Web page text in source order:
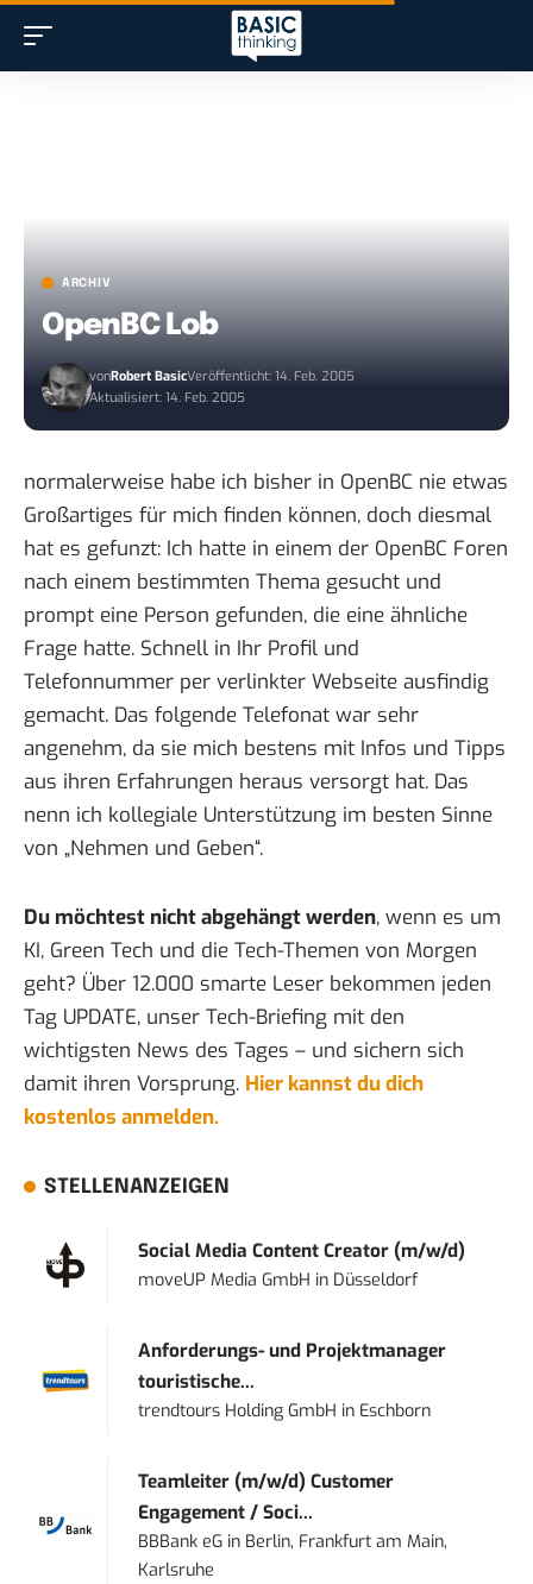
ARCHIV
OpenBC Lob
vonRobert BasicVeröffentlicht: 14. Feb. 2005
Aktualisiert: 14. Feb. 2005
normalerweise habe ich bisher in OpenBC nie etwas
Großartiges für mich finden können, doch diesmal
hat es gefunzt: Ich hatte in einem der OpenBC Foren
nach einem bestimmten Thema gesucht und
prompt eine Person gefunden, die eine ähnliche
Frage hatte. Schnell in Ihr Profil und
Telefonnummer per verlinkter Webseite ausfindig
gemacht. Das folgende Telefonat war sehr
angenehm, da sie mich bestens mit Infos und Tipps
aus ihren Erfahrungen heraus versorgt hat. Das
nenn ich kollegiale Unterstützung im besten Sinne
von „Nehmen und Geben“.
Du möchtest nicht abgehängt werden, wenn es um
KI, Green Tech und die Tech-Themen von Morgen
geht? Über 12.000 smarte Leser bekommen jeden
Tag UPDATE, unser Tech-Briefing mit den
wichtigsten News des Tages – und sichern sich
damit ihren Vorsprung. Hier kannst du dich
kostenlos anmelden.
STELLENANZEIGEN
Social Media Content Creator (m/w/d)
moveUP Media GmbH in Düsseldorf
Anforderungs- und Projektmanager
touristische...
trendtours Holding GmbH in Eschborn
Teamleiter (m/w/d) Customer
Engagement / Soci...
BBBank eG in Berlin, Frankfurt am Main,
Karlsruhe